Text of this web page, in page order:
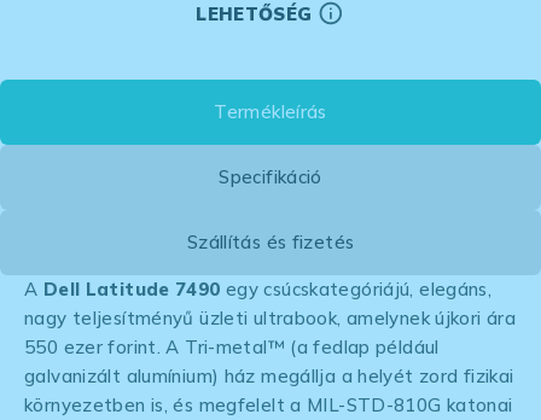
LEHETŐSÉG
Termékleírás
Specifikáció
Szállítás és fizetés
A Dell Latitude 7490 egy csúcskategóriájú, elegáns,
nagy teljesítményű üzleti ultrabook, amelynek újkori ára
550 ezer forint. A Tri-metal™ (a fedlap például
galvanizált alumínium) ház megállja a helyét zord fizikai
környezetben is, és megfelelt a MIL-STD-810G katonai